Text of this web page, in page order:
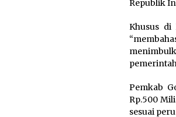
Republik
Khusus di
Pemkab
Rp.500
sesuai